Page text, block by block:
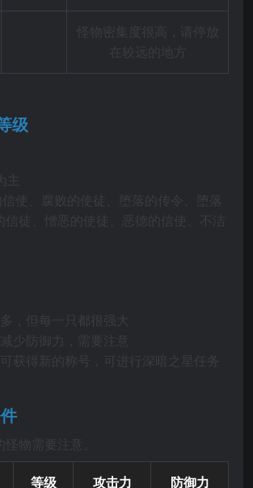
怪物密集度很高，请停放
在较远的地方
级
主
使、腐败的使徒、堕落的传令、堕落
信徒、憎恶的使徒、恶德的信使、不洁
，但每一只都很强大
少防御力，需要注意
获得新的称号，可进行深暗之星任务
物需要注意。
等级 攻击力 防御力